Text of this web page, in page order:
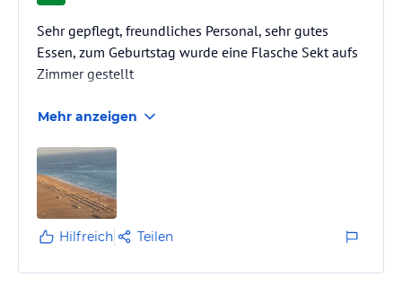
Sehr gepflegt, freundliches Personal, sehr gutes
Essen, zum Geburtstag wurde eine Flasche Sekt aufs
Zimmer gestellt
Mehr anzeigen
Hilfreich Teilen